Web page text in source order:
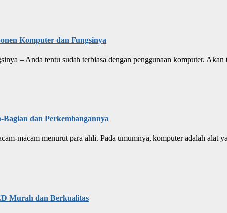
Komputer dan Fungsinya
– Anda tentu sudah terbiasa dengan penggunaan komputer.
dan Perkembangannya
macam menurut para ahli. Pada umumnya, komputer adalah alat
Murah dan Berkualitas